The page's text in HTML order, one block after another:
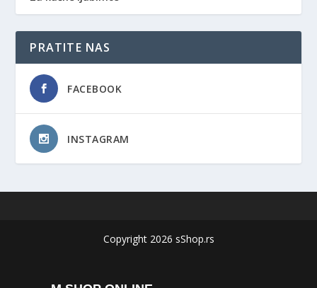
PRATITE NAS
FACEBOOK
INSTAGRAM
Copyright 2026 sShop.rs